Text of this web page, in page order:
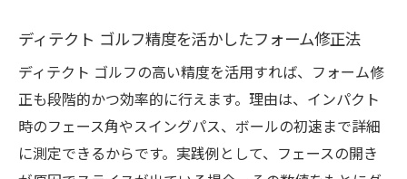
拠ある練習
科学的分析によるフォーム改善の進め方
データに基づいた弾道改善トレーニングの
実践法
シュミレーションゴルフで再現性を高める
ディテクト ゴルフ精度を活かしたフォーム修正法
ディテクト ゴルフの高い精度を活用すれば、フォーム修
正も段階的かつ効率的に行えます。理由は、インパクト
時のフェース角やスイングパス、ボールの初速まで詳細
に測定できるからです。実践例として、フェースの開き